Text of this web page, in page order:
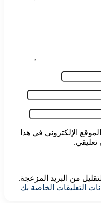
الإلكتروني في هذا
تعليقي.
من البريد المزعجة.
التعليقات الخاصة بك